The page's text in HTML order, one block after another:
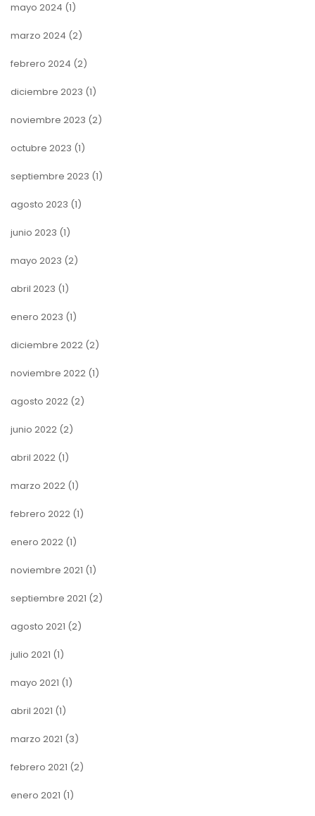
mayo 2024 (1)
marzo 2024 (2)
febrero 2024 (2)
diciembre 2023 (1)
noviembre 2023 (2)
octubre 2023 (1)
septiembre 2023 (1)
agosto 2023 (1)
junio 2023 (1)
mayo 2023 (2)
abril 2023 (1)
enero 2023 (1)
diciembre 2022 (2)
noviembre 2022 (1)
agosto 2022 (2)
junio 2022 (2)
abril 2022 (1)
marzo 2022 (1)
febrero 2022 (1)
enero 2022 (1)
noviembre 2021 (1)
septiembre 2021 (2)
agosto 2021 (2)
julio 2021 (1)
mayo 2021 (1)
abril 2021 (1)
marzo 2021 (3)
febrero 2021 (2)
enero 2021 (1)